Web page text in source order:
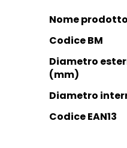
More
more
Information
Nome prodotto
Codice BM
Diametro
(mm)
Diametro
Codice EAN13